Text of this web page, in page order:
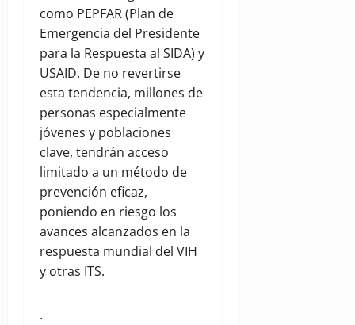
como PEPFAR (Plan de
Emergencia del Presidente
para la Respuesta al SIDA) y
USAID. De no revertirse
esta tendencia, millones de
personas especialmente
jóvenes y poblaciones
clave, tendrán acceso
limitado a un método de
prevención eficaz,
poniendo en riesgo los
avances alcanzados en la
respuesta mundial del VIH
y otras ITS.
.